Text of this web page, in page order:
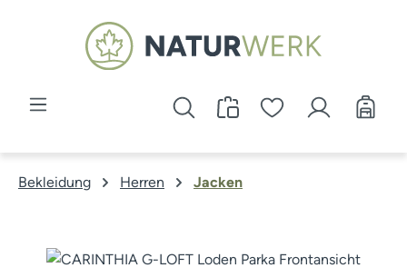
Zum Hauptinhalt springen
Bekleidung Herren Jacken
Bildergalerie überspringen